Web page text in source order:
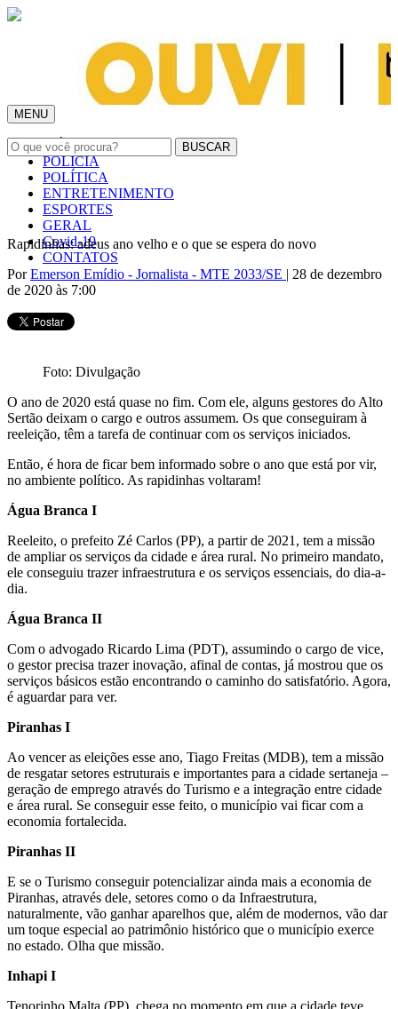
MENU
INÍCIO
POLÍCIA
POLÍTICA
ENTRETENIMENTO
ESPORTES
GERAL
Covid-19
CONTATOS
Rapidinhas: adeus ano velho e o que se espera do novo
PorEmerson Emídio - Jornalista - MTE 2033/SE | 28 de dezembro
de 2020 às 7:00
Foto: Divulgação
O ano de 2020 está quase no fim. Com ele, alguns gestores do Alto
Sertão deixam o cargo e outros assumem. Os que conseguiram à
reeleição, têm a tarefa de continuar com os serviços iniciados.
Então, é hora de ficar bem informado sobre o ano que está por vir,
no ambiente político. As rapidinhas voltaram!
Água Branca I
Reeleito, o prefeito Zé Carlos (PP), a partir de 2021, tem a missão
de ampliar os serviços da cidade e área rural. No primeiro mandato,
ele conseguiu trazer infraestrutura e os serviços essenciais, do dia-a-
dia.
Água Branca II
Com o advogado Ricardo Lima (PDT), assumindo o cargo de vice,
o gestor precisa trazer inovação, afinal de contas, já mostrou que os
serviços básicos estão encontrando o caminho do satisfatório. Agora,
é aguardar para ver.
Piranhas I
Ao vencer as eleições esse ano, Tiago Freitas (MDB), tem a missão
de resgatar setores estruturais e importantes para a cidade sertaneja –
geração de emprego através do Turismo e a integração entre cidade
e área rural. Se conseguir esse feito, o município vai ficar com a
economia fortalecida.
Piranhas II
E se o Turismo conseguir potencializar ainda mais a economia de
Piranhas, através dele, setores como o da Infraestrutura,
naturalmente, vão ganhar aparelhos que, além de modernos, vão dar
um toque especial ao patrimônio histórico que o município exerce
no estado. Olha que missão.
Inhapi I
Tenorinho Malta (PP), chega no momento em que a cidade teve